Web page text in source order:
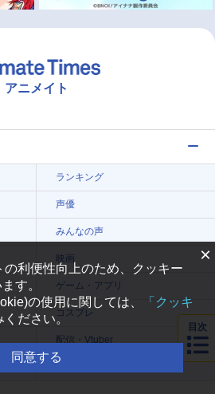
アニメイト
ランキング
声優
みんなの声
映画
ゲーム・アプリ
コスプレ
配信・Vtuber
無料マンガ
目次
×
利便性向上のため、クッキー
す。
の使用に関しては、
「クッキ
ください。
同意する